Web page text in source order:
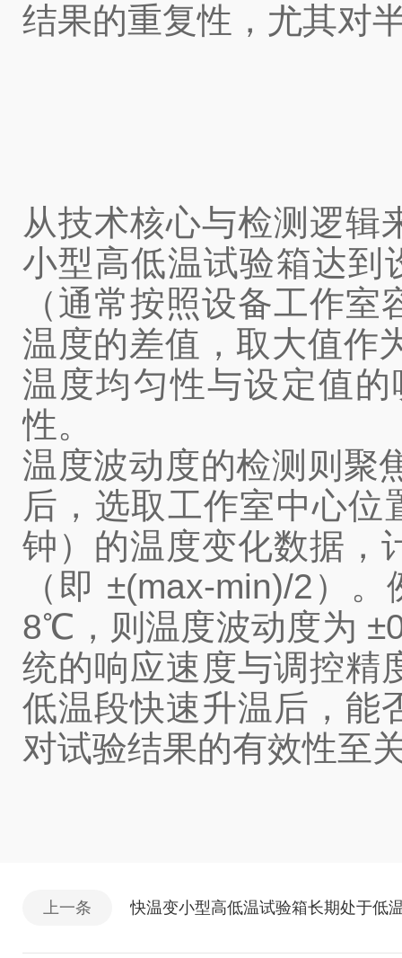
结果的重复性，尤其对
从技术核心与检测逻辑
小型高低温试验箱达到
（通常按照设备工作
温度的差值，取大值作
温度均匀性与设定值
性。
温度波动度的检测则聚
后，选取工作室中心
钟）的温度变化数据，
（即 ±(max-min)/2）
8℃，则温度波动度为
统的响应速度与调控精
低温段快速升温后，能
对试验结果的有效性至
上一条 快温变小型高低温试验箱长期处于低